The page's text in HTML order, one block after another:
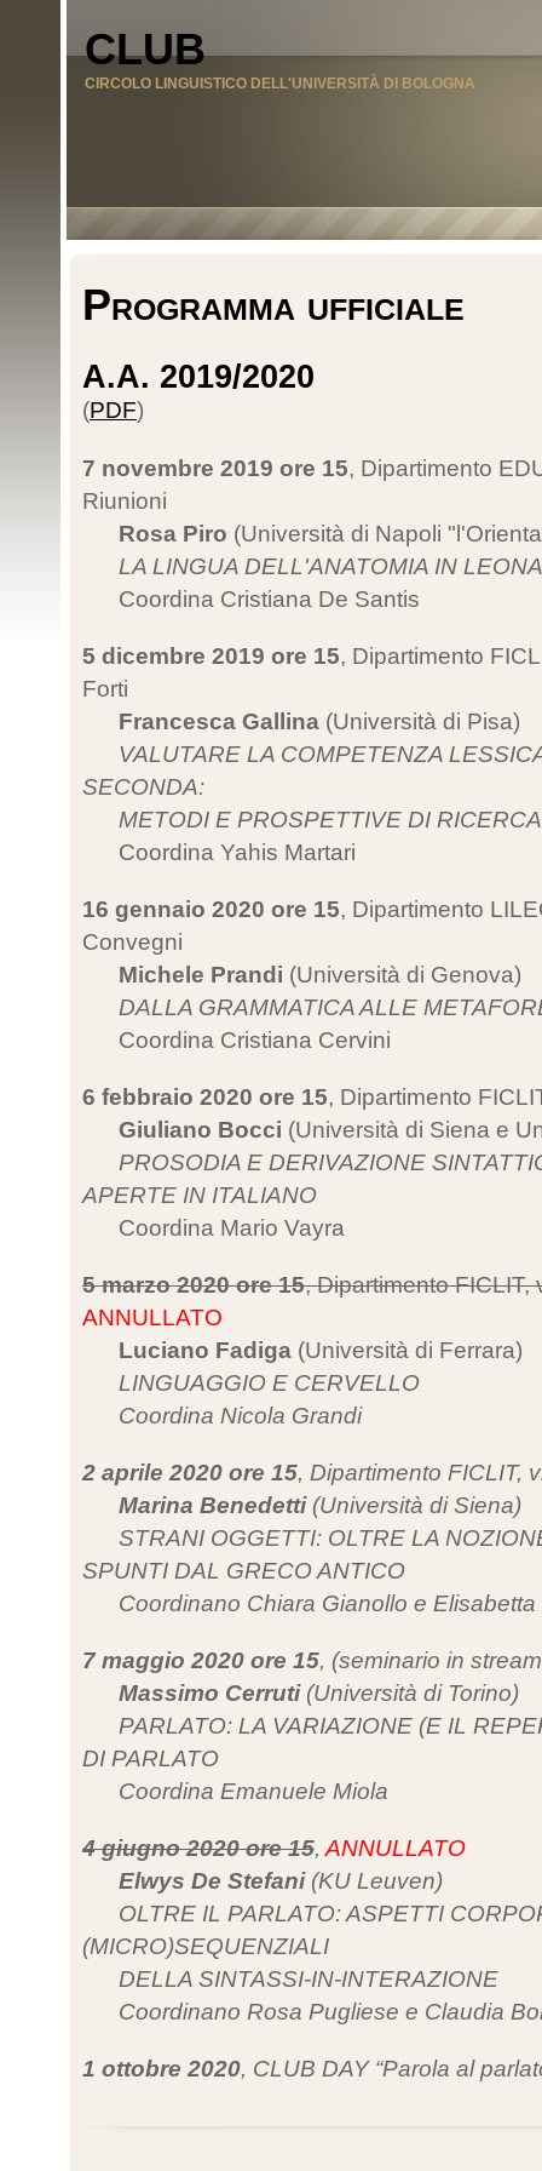
CLUB
CIRCOLO LINGUISTICO DELL'UNIVERSITÀ DI BOLOGNA
Programma ufficiale
A.A. 2019/2020
(PDF)
7 novembre 2019 ore 15, Dipartimento
Riunioni
Rosa Piro (Università di Napoli
LA LINGUA DELL'ANATOMIA IN
Coordina Cristiana De Santis
5 dicembre 2019 ore 15, Dipartimento
Forti
Francesca Gallina (Università di Pisa)
VALUTARE LA COMPETENZA
SECONDA:
METODI E PROSPETTIVE DI RICERCA
Coordina Yahis Martari
16 gennaio 2020 ore 15, Dipartimento
Convegni
Michele Prandi (Università di Genova)
DALLA GRAMMATICA ALLE
Coordina Cristiana Cervini
6 febbraio 2020 ore 15, Dipartimento
Giuliano Bocci (Università di Siena e
PROSODIA E DERIVAZIONE
APERTE IN ITALIANO
Coordina Mario Vayra
5 marzo 2020 ore 15, Dipartimento FICLIT,
ANNULLATO
Luciano Fadiga (Università di Ferrara)
LINGUAGGIO E CERVELLO
Coordina Nicola Grandi
2 aprile 2020 ore 15, Dipartimento FICLIT,
Marina Benedetti(Università di Siena)
STRANI OGGETTI: OLTRE LA
SPUNTI DAL GRECO ANTICO
Coordinano Chiara Gianollo e Elisabetta
7 maggio 2020 ore 15, (seminario in
Massimo Cerruti(Università di Torino)
PARLATO: LA VARIAZIONE (E IL
DI PARLATO
Coordina Emanuele Miola
4 giugno 2020 ore 15, ANNULLATO
Elwys De Stefani(KU Leuven)
OLTRE IL PARLATO: ASPETTI
(MICRO)SEQUENZIALI
DELLA SINTASSI-IN-INTERAZIONE
Coordinano Rosa Pugliese e Claudia
1 ottobre 2020, CLUB DAY “Parola al